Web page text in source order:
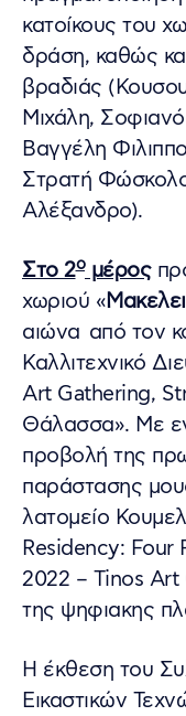
κατοίκους του
δράση, καθώς
βραδιάς
Μιχάλη, Σοφιανό
Βαγγέλη
Στρατή
Αλέξανδρο).
Στο 2ομέρος
χωριού «
αιώνα από τον
Καλλιτεχνικό
Art Gathering,
Θάλασσα». Με
προβολή της
παράστασης
λατομείο
Residency: Four
2022 – Tinos Art
της ψηφιακης
Η έκθεση του
Εικαστικών